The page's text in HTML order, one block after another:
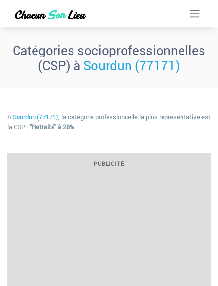
Catégories socioprofessionnelles
(CSP) à Sourdun (77171)
ÀSourdun (77171), la catégorie professionnelle la plus représentative est
la CSP :"Retraité" à 28%.
PUBLICITÉ